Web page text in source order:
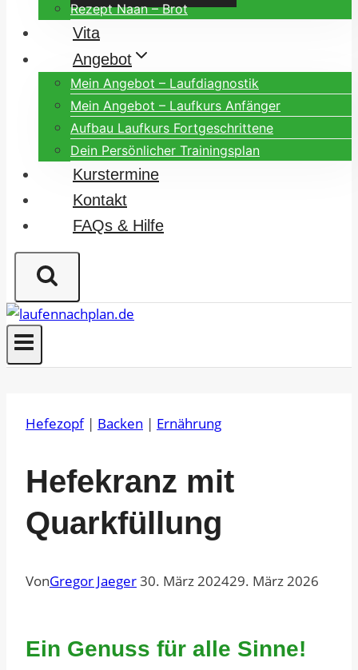
Rezept Naan – Brot
Vita
Angebot
Mein Angebot – Laufdiagnostik
Mein Angebot – Laufkurs Anfänger
Aufbau Laufkurs Fortgeschrittene
Dein Persönlicher Trainingsplan
Kurstermine
Kontakt
FAQs & Hilfe
Hefezopf| Backen | Ernährung
Hefekranz mit
Quarkfüllung
VonGregor Jaeger30. März 202429. März 2026
Ein Genuss für alle Sinne!